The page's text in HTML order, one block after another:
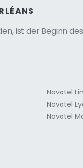
ist der Beginn
Novotel
Novotel
Novotel